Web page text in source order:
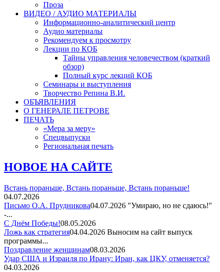
Проза
ВИДЕО / АУДИО МАТЕРИАЛЫ
Информационно-аналитический центр
Аудио материалы
Рекомендуем к просмотру
Лекции по КОБ
Тайны управления человечеством (краткий
обзор)
Полный курс лекций КОБ
Семинары и выступления
Творчество Репина В.И.
ОБЪЯВЛЕНИЯ
О ГЕНЕРАЛЕ ПЕТРОВЕ
ПЕЧАТЬ
«Мера за меру»
Спецвыпуски
Региональная печать
НОВОЕ НА САЙТЕ
Встань пораньше, Встань пораньше, Встань пораньше!
04.07.2026
Письмо О.А. Прудникова04.07.2026 "Умираю, но не сдаюсь!"
-...
С Днём Победы!08.05.2026
Ложь как стратегия04.04.2026 Выносим на сайт выпуск
программы...
Поздравление женщинам08.03.2026
Удар США и Израиля по Ирану: Иран, как ЦКУ, отменяется?
04.03.2026